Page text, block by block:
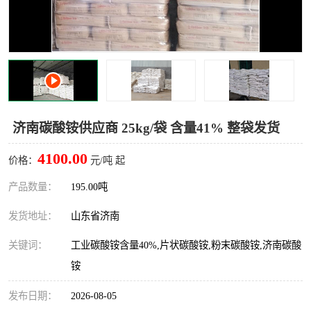
济南碳酸铵供应商 25kg/袋 含量41% 整袋发货
价格： 4100.00 元/吨 起
产品数量： 195.00吨
发货地址： 山东省济南
关键词：
工业碳酸铵含量40%,片状碳酸铵,粉末碳酸铵,济南碳酸
铵
发布日期： 2026-08-05
十二烷基苯磺酸 甲醇钠
乙醇钠 三乙胺
丙二醇甲醚醋酸酯 丙酸乙酯
醛类
酯类
烷烃化工原料 合成中间体
水处理助剂